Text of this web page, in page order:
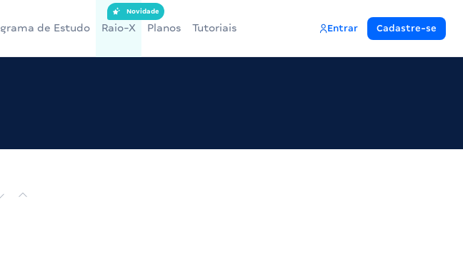
de Estudo Raio-X
Novidade
Planos Tutoriais Entrar Cadastre-se